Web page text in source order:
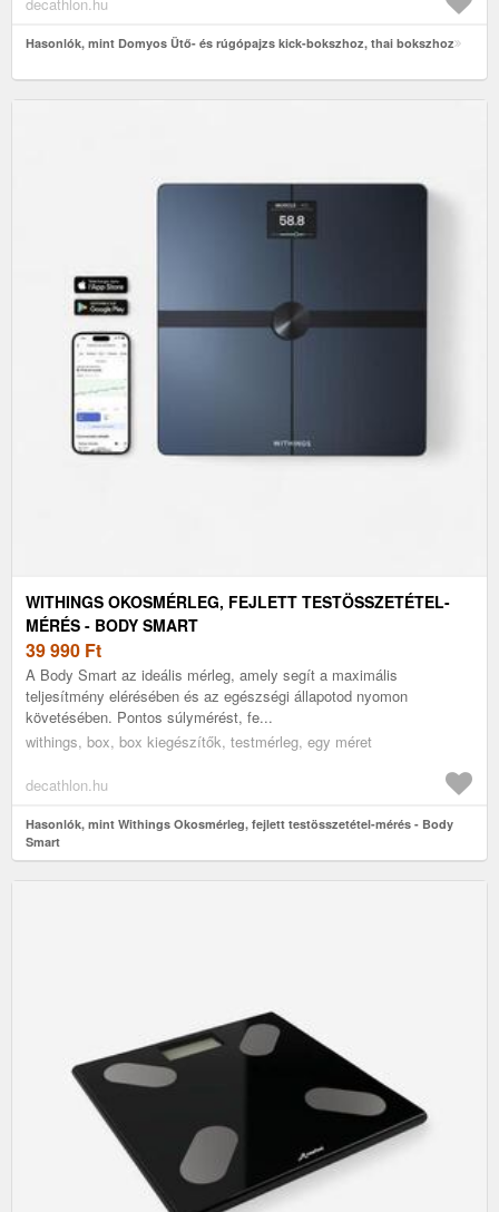
Hasonlók, mint Domyos Ütő- és rúgópajzs kick-bokszhoz, thai bokszhoz
WITHINGS OKOSMÉRLEG, FEJLETT TESTÖSSZETÉTEL-
MÉRÉS - BODY SMART
39 990 Ft
A Body Smart az ideális mérleg, amely segít a maximális
teljesítmény elérésében és az egészségi állapotod nyomon
követésében. Pontos súlymérést, fe...
withings, box, box kiegészítők, testmérleg, egy méret
decathlon.hu
Hasonlók, mint Withings Okosmérleg, fejlett testösszetétel-mérés - Body
Smart